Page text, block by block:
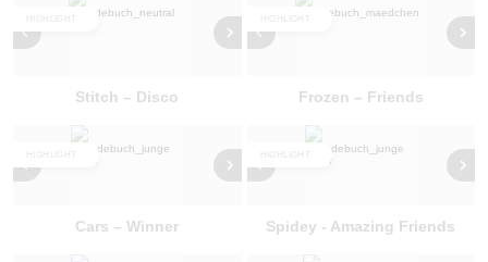
Stitch – Disco Frozen – Friends
Cars – Winner Spidey - Amazing Friends